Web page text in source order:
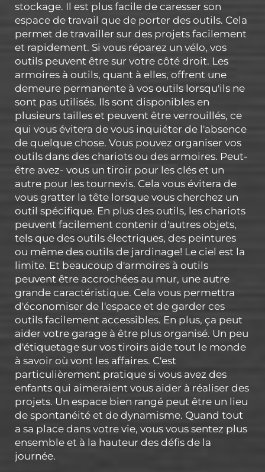
stockage. Il est plus facile de caresser son
espace de travail que de porter des outils. Cela
permet de travailler sur des projets facilement
et rapidement. Si vous réparez un vélo, vos
outils peuvent être sur votre côté droit. Les
armoires à outils, quant à elles, offrent une
demeure permanente à vos outils lorsqu'ils ne
sont pas utilisés. Ils sont disponibles en
plusieurs tailles et peuvent être verrouillés, ce
qui vous évitera de vous inquiéter de l'absence
de quelque chose. Vous pouvez organiser vos
outils dans des chariots ou des armoires. Peut-
être avez- vous un tiroir pour les clés et un
autre pour les tournevis. Cela vous évitera de
vous gratter la tête lorsque vous cherchez un
outil spécifique. En plus des outils, les chariots
peuvent facilement contenir d'autres objets,
tels que des outils électriques, des peintures
ou même des outils de jardinage! Le ciel est la
limite. Et beaucoup d'armoires à outils
peuvent être accrochées au mur, une autre
grande caractéristique. Cela vous permettra
d'économiser de l'espace et de garder ces
outils facilement accessibles. En plus, ça peut
aider votre garage à être plus organisé. Un peu
d'étiquetage sur vos tiroirs aide tout le monde
à savoir où vont les affaires. C'est
particulièrement pratique si vous avez des
enfants qui aimeraient vous aider à réaliser des
projets. Un espace bien rangé peut être un lieu
de spontanéité et de dynamisme. Quand tout
a sa place dans votre vie, vous vous sentez plus
ensemble et à la hauteur des défis de la
journée.